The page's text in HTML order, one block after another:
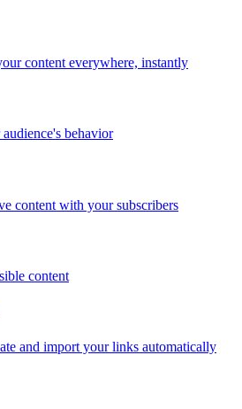
content everywhere, instantly
behavior
content with your subscribers
content
and import your links automatically